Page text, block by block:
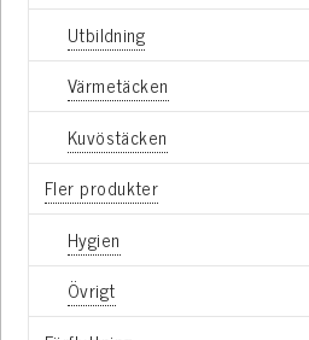
Utbildning
Värmetäcken
Kuvöstäcken
Fler produkter
Hygien
Övrigt